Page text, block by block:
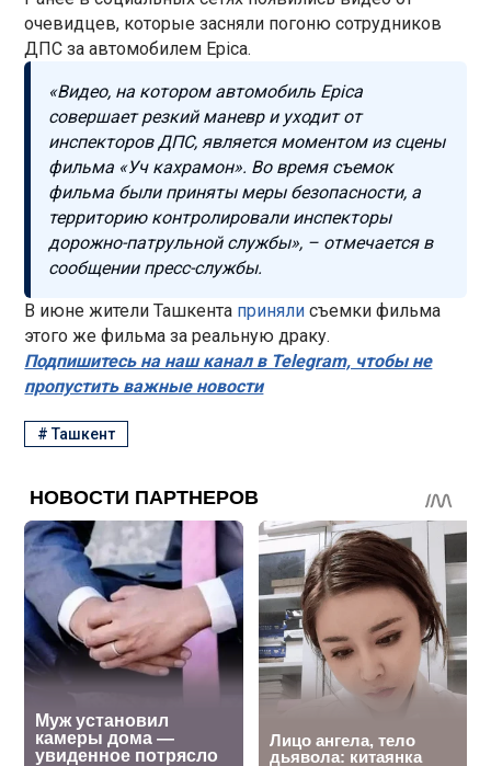
очевидцев, которые засняли погоню сотрудников
ДПС за автомобилем Epica.
«Видео, на котором автомобиль Epica
совершает резкий маневр и уходит от
инспекторов ДПС, является моментом из сцены
фильма «Уч кахрамон». Во время съемок
фильма были приняты меры безопасности, а
территорию контролировали инспекторы
дорожно-патрульной службы», – отмечается в
сообщении пресс-службы.
В июне жители Ташкента приняли съемки фильма
этого же фильма за реальную драку.
Подпишитесь на наш канал в Telegram, чтобы не
пропустить важные новости
#Ташкент